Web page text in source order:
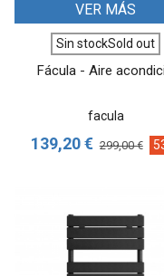
VER MÁS
Sin stockSold out
Fácula - Aire
facula
139,20 € 299,00 €